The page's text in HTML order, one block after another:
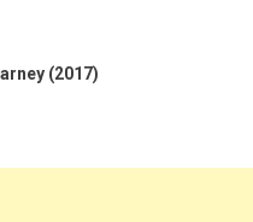
(2017)